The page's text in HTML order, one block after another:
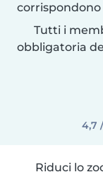
Tutti i
obbligatoria
4,7
Riduci lo